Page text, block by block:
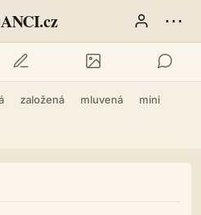
⋯
založená mluvená mini